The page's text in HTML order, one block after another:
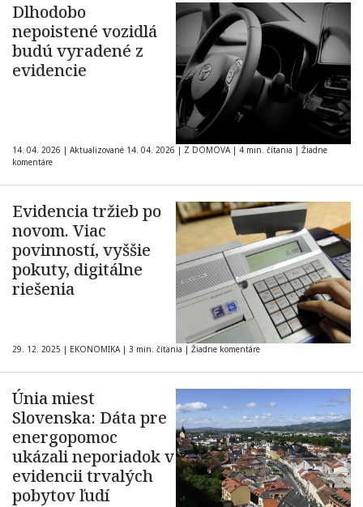
Dlhodobo
nepoistené vozidlá
budú vyradené z
evidencie
14. 04. 2026 | Aktualizované 14. 04. 2026 | Z DOMOVA | 4 min. čítania | Žiadne
komentáre
Evidencia tržieb po
novom. Viac
povinností, vyššie
pokuty, digitálne
riešenia
29. 12. 2025 | EKONOMIKA | 3 min. čítania | Žiadne komentáre
Únia miest
Slovenska: Dáta pre
energopomoc
ukázali neporiadok v
evidencii trvalých
pobytov ľudí